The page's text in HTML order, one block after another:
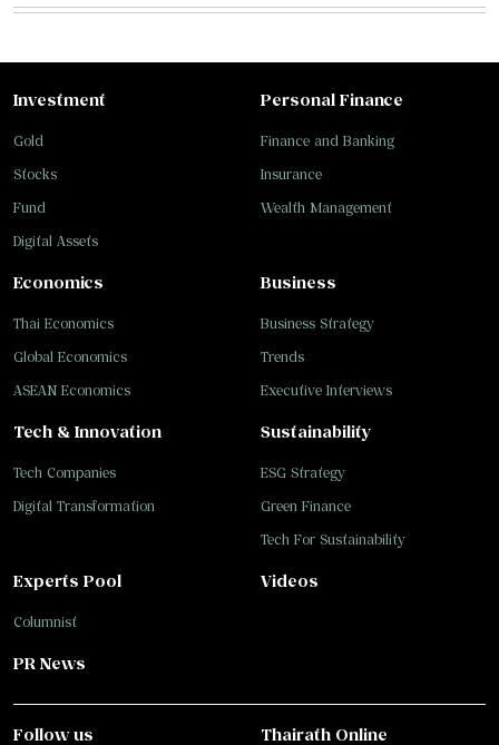
Investment
Gold
Stocks
Fund
Digital Assets
Personal Finance
Finance and Banking
Insurance
Wealth Management
Business
Business Strategy
Trends
Executive Interviews
Tech & Innovation
Tech Companies
Digital Transformation
Sustainability
ESG Strategy
Green Finance
Tech For Sustainability
Economics
Thai Economics
Global Economics
ASEAN Economics
Experts Pool
Columnist
Videos
PR News
Follow us Thairath Online